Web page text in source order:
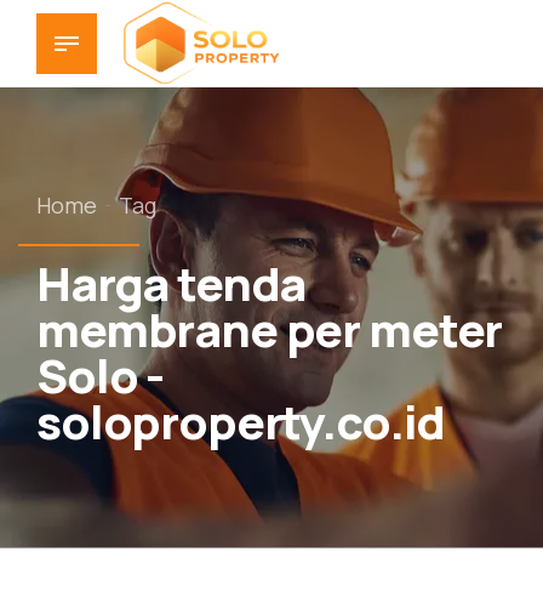
Home Tag
Harga tenda
membrane per meter
Solo -
soloproperty.co.id